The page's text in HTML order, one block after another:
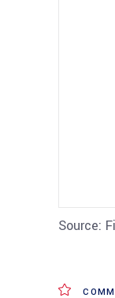
Source: